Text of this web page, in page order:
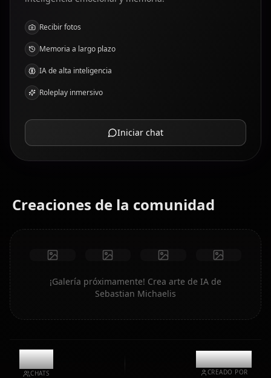
Recibir fotos
Memoria a largo plazo
IA de alta inteligencia
Roleplay inmersivo
Iniciar chat
Creaciones de la comunidad
¡Galería próximamente! Crea arte de IA de
Sebastian Michaelis
0
CHATS
@kanashi
CREADO POR